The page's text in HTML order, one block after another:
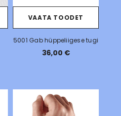
VAATA TOODET
5001 Gab hüppeliigese tugi
36,00 €